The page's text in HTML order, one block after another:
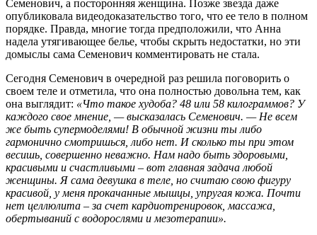
Семенович, а посторонняя женщина. Позже звезда даже
опубликовала видеодоказательство того, что ее тело в полном
порядке. Правда, многие тогда предположили, что Анна
надела утягивающее белье, чтобы скрыть недостатки, но эти
домыслы сама Семенович комментировать не стала.
Сегодня Семенович в очередной раз решила поговорить о
своем теле и отметила, что она полностью довольна тем, как
она выглядит: «Что такое худоба? 48 или 58 килограммов? У
каждого свое мнение, — высказалась Семенович. — Не всем
же быть супермоделями! В обычной жизни ты либо
гармонично смотришься, либо нет. И сколько ты при этом
весишь, совершенно неважно. Нам надо быть здоровыми,
красивыми и счастливыми – вот главная задача любой
женщины. Я сама девушка в теле, но считаю свою фигуру
красивой, у меня прокачанные мышцы, упругая кожа. Почти
нет целлюлита – за счет кардиотренировок, массажа,
обертываний с водорослями и мезотерапии».